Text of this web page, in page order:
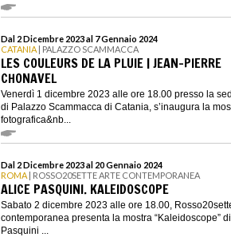
Dal 2 Dicembre 2023 al 7 Gennaio 2024
CATANIA | PALAZZO SCAMMACCA
LES COULEURS DE LA PLUIE | JEAN-PIERRE
CHONAVEL
Venerdì 1 dicembre 2023 alle ore 18.00 presso la
di Palazzo Scammacca di Catania, s’inaugura la
fotografica&nb...
Dal 2 Dicembre 2023 al 20 Gennaio 2024
ROMA | ROSSO20SETTE ARTE CONTEMPORANEA
ALICE PASQUINI. KALEIDOSCOPE
Sabato 2 dicembre 2023 alle ore 18.00,
contemporanea presenta la mostra “Kaleidoscope”
Pasquini ...